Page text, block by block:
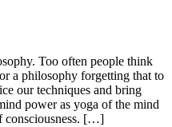
Too often people think
a philosophy forgetting that to
our techniques and bring
power as yoga of the mind
consciousness. […]